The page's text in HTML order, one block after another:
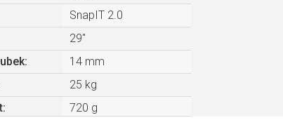
SnapIT 2.0
29"
:
14 mm
25 kg
: 720 g